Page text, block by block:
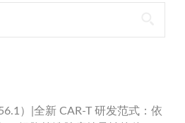
）|全新 CAR-T 研发范式：依